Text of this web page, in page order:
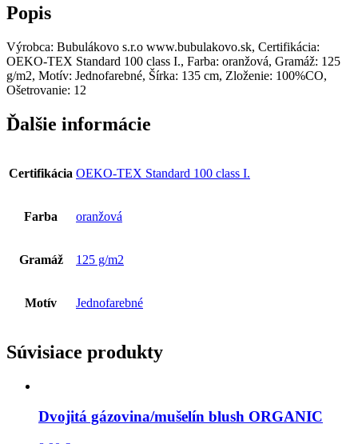
Popis
Výrobca: Bubulákovo s.r.o www.bubulakovo.sk, Certifikácia:
OEKO-TEX Standard 100 class I., Farba: oranžová, Gramáž: 125
g/m2, Motív: Jednofarebné, Šírka: 135 cm, Zloženie: 100%CO,
Ošetrovanie: 12
Ďalšie informácie
Certifikácia OEKO-TEX Standard 100 class I.
Farba oranžová
Gramáž 125 g/m2
Motív Jednofarebné
Súvisiace produkty
Dvojitá gázovina/mušelín blush ORGANIC